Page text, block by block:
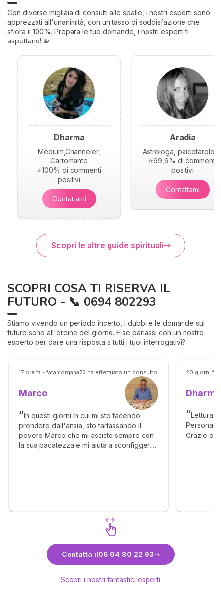
Con diverse migliaia di consulti alle spalle, i nostri esperti sono
apprezzati all'unanimità, con un tasso di soddisfazione che
sfiora il 100%. Prepara le tue domande, i nostri esperti ti
aspettano! 💫
Dharma
Medium,Channeler,
Cartomante
⭐100% di commenti
positivi
Contattami
Aradia
Astrologa,
⭐99,9% di commenti
positivi
Contattami
Scopri le altre guide spirituali
SCOPRI COSA TI RISERVA IL
FUTURO - 📞 0694 802293
Stiamo vivendo un periodo incerto, i dubbi e le domande sul
futuro sono all'ordine del giorno. E se parlassi con un nostro
esperto per dare una risposta a tutti i tuoi interrogativi?
17 ore fa - fatamorgana72 ha effettuato un consulto
Marco
In questi giorni in cui mi sto facendo
prendere dall'ansia, sto tartassando il
povero Marco che mi assiste sempre con
la sua pacatezza e mi aiuta a sconfiggere
glaciale. Tuttavia ci sono stati, quindi super
riscontro per lui. Bravissimo
20 giorni fa
Dharma
Lettura
Persona
Grazie di
Contatta il06 94 80 22 93
Scopri i nostri fantastici esperti